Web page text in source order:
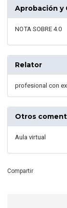
Aprobación y
NOTA SOBRE 4.0
Relator
profesional con
Otros
Aula virtual
Compartir